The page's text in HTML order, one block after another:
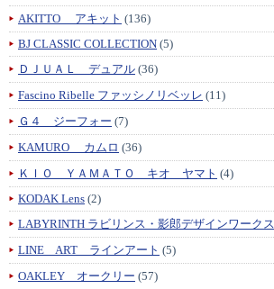
AKITTO アキット (136)
BJ CLASSIC COLLECTION (5)
ＤＪＵＡＬ デュアル (36)
Fascino Ribelle ファッシノリベッレ (11)
Ｇ４ ジーフォー (7)
KAMURO カムロ (36)
ＫＩＯ ＹＡＭＡＴＯ キオ ヤマト (4)
KODAK Lens (2)
LABYRINTH ラビリンス・影郎デザインワークス
LINE ART ラインアート (5)
OAKLEY オークリー (57)